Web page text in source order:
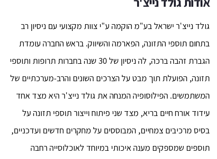
גולד נייצ'ר ישראל בע"מ הוקמה ע"י צוות מקצועי עם ניסיון רב
בתחום תוספי התזונה, הפארמה והשיווק. בראש החברה עומדת
הגברת זהבה ברכה, לה ניסיון של 30 שנה בחברות תרופות ותוספי
תזונה, הפועלת תוך מבט על הצרכים השונים והרב-מערכתיים של
המשתמשים. הפילוסופיה המנחה את גולד נייצ'ר היא מצד אחד
עידוד אורח חיים בריא, מצד שני פיתוח וייצור תוספי תזונה על
בסיס מרכיבים צמחיים, המבוססים על מחקרים חדשים ועדכניים,
תוספים שמספקים מענה איכותי במיוחד לאוכלוסייה רחבה